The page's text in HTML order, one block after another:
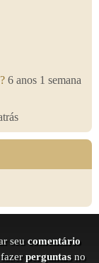
6 anos 1 semana
seu comentário
perguntas no